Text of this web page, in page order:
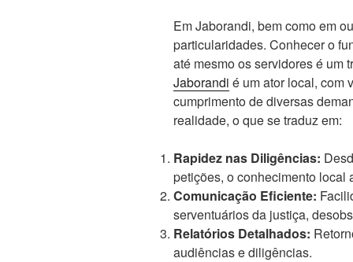
Em Jaborandi, bem como em
particularidades. Conhecer o
até mesmo os servidores é um
Jaborandi é um ator local, com
cumprimento de diversas
realidade, o que se traduz em:
Rapidez nas Diligências:
petições, o conhecimento local
Comunicação Eficiente:
serventuários da justiça,
Relatórios Detalhados:
audiências e diligências.